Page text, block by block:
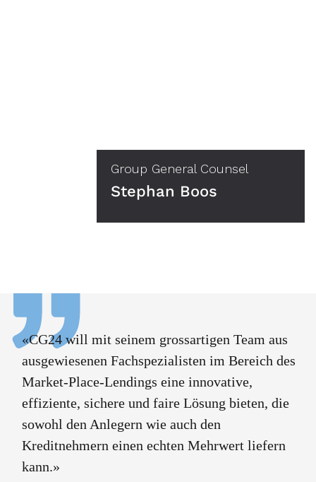
Group General Counsel
Stephan Boos
«CG24 will mit seinem grossartigen Team aus
ausgewiesenen Fachspezialisten im Bereich des
Market-Place-Lendings eine innovative,
effiziente, sichere und faire Lösung bieten, die
sowohl den Anlegern wie auch den
Kreditnehmern einen echten Mehrwert liefern
kann.»